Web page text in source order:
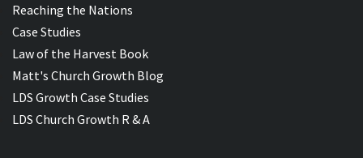
Reaching the Nations
Case Studies
Law of the Harvest Book
Matt's Church Growth Blog
LDS Growth Case Studies
LDS Church Growth R & A